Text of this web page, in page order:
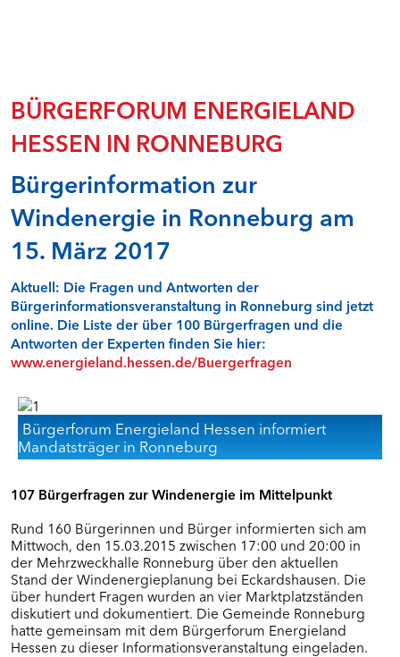
Speicher in der Energiewende II - Faktencheck
Stabilität durch Flexibilität - Faktencheck
Überwachung von Windenergieanlagen in Hessen
Wasserkraft - Faktencheck
Windenergie und Landschaftsbild - Faktencheck
Windenergieflächen steuern
Windenergie und Tourismus - Faktencheck
Qualitätssicherung Gutachten - Fachdialog
Faktencheck Wärmewende
Online-Seminar
BÜRGERFOREN IN NORDHESSEN (RP KASSEL)
Alheim
Dankerode
Eiterfeld
Grebenstein
Ottrau
Schrecksbach
Willingshausen
BÜRGERFOREN IN MITTELHESSEN (RP
GIESSEN)
Dornburg
Fernwald/Buseck/Gießen
BÜRGERFORUM ENERGIELAND
HESSEN IN RONNEBURG
Bürgerinformation zur
Windenergie in Ronneburg am
15. März 2017
Aktuell: Die Fragen und Antworten der
Bürgerinformationsveranstaltung in Ronneburg sind jetzt
online. Die Liste der über 100 Bürgerfragen und die
Antworten der Experten finden Sie hier:
www.energieland.hessen.de/Buergerfragen
Bürgerforum Energieland Hessen informiert
Mandatsträger in Ronneburg
107 Bürgerfragen zur Windenergie im Mittelpunkt
Rund 160 Bürgerinnen und Bürger informierten sich am
Mittwoch, den 15.03.2015 zwischen 17:00 und 20:00 in
der Mehrzweckhalle Ronneburg über den aktuellen
Stand der Windenergieplanung bei Eckardshausen. Die
über hundert Fragen wurden an vier Marktplatzständen
diskutiert und dokumentiert. Die Gemeinde Ronneburg
hatte gemeinsam mit dem Bürgerforum Energieland
Hessen zu dieser Informationsveranstaltung eingeladen.